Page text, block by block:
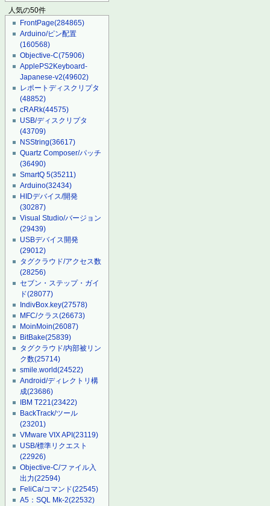
人気の50件
FrontPage(284865)
Arduino/ピン配置
(160568)
Objective-C(75906)
ApplePS2Keyboard-
Japanese-v2(49602)
レポートディスクリプタ
(48852)
cRARk(44575)
USB/ディスクリプタ
(43709)
NSString(36617)
Quartz Composer/パッチ
(36490)
SmartQ 5(35211)
Arduino(32434)
HIDデバイス/開発
(30287)
Visual Studio/バージョン
(29439)
USBデバイス開発
(29012)
タグクラウド/アクセス数
(28256)
セブン・ステップ・ガイ
ド(28077)
IndivBox.key(27578)
MFC/クラス(26673)
MoinMoin(26087)
BitBake(25839)
タグクラウド/内部被リン
ク数(25714)
smile.world(24522)
Android/ディレクトリ構
成(23686)
IBM T221(23422)
BackTrack/ツール
(23201)
VMware VIX API(23119)
USB/標準リクエスト
(22926)
Objective-C/ファイル入
出力(22594)
FeliCa/コマンド(22545)
A5：SQL Mk-2(22532)